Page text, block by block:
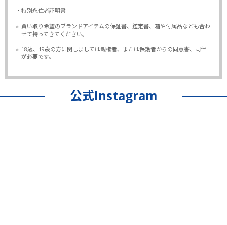
・特別永住者証明書
※ 買い取り希望のブランドアイテムの保証書、鑑定書、箱や付属品なども合わ
せて持ってきてください。
※ 18歳、19歳の方に関しましては親権者、または保護者からの同意書、同伴
が必要です。
公式Instagram